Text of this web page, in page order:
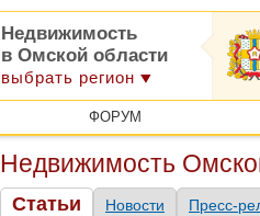
Недвижимость
в Омской области
выбрать регион
ФОРУМ
Недвижимость
Статьи Новости Пресс-